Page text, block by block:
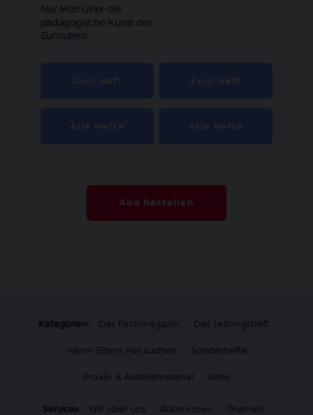
:
Nur Mut! Über die
pädagogische Kunst des
Zumutens
Abo bestellen
Kategorien: Das Fachmagazin Das Leitungsheft
Wenn Eltern Rat suchen Sonderhefte
Praxis- & Arbeitsmaterial Abos
Services: Wir über uns Autor:innen Themen